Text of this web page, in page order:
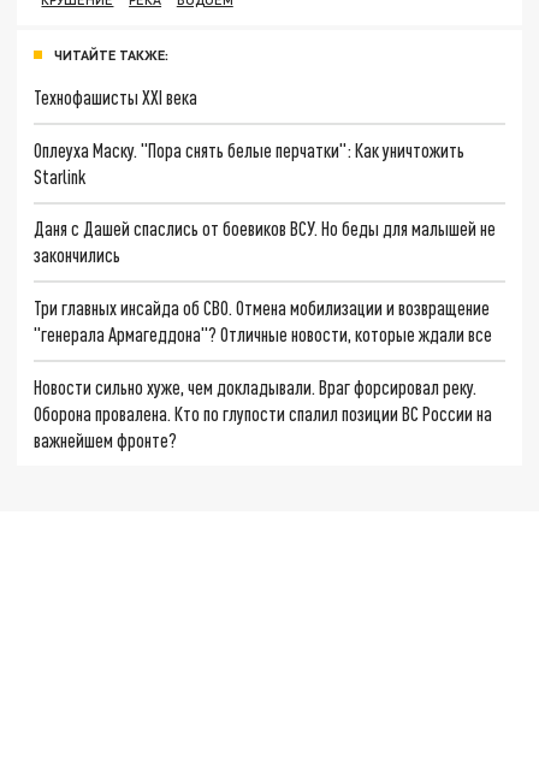
ЧИТАЙТЕ ТАКЖЕ:
Технофашисты XXI века
Оплеуха Маску. "Пора снять белые перчатки": Как уничтожить
Starlink
Даня с Дашей спаслись от боевиков ВСУ. Но беды для малышей не
закончились
Три главных инсайда об СВО. Отмена мобилизации и возвращение
"генерала Армагеддона"? Отличные новости, которые ждали все
Новости сильно хуже, чем докладывали. Враг форсировал реку.
Оборона провалена. Кто по глупости спалил позиции ВС России на
важнейшем фронте?